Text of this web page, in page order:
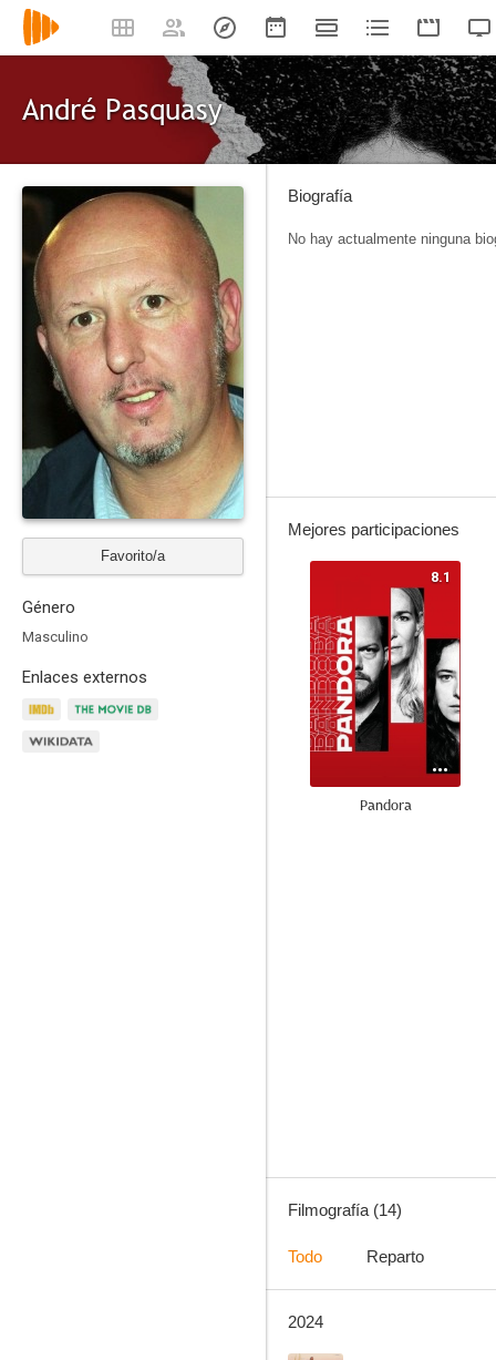
André Pasquasy
Favorito/a
Género
Masculino
Enlaces externos
Biografía
No hay actualmente ninguna
Mejores participaciones
8.1
Pandora
Filmografía (14)
Todo Reparto
2024